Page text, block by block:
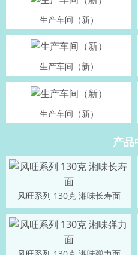
生产车间（新）
生产车间（新）
生产车间（新）
产品
风旺系列 130克 湘味长寿面